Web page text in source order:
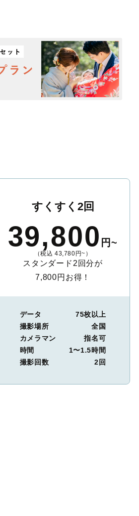
つつも、おしゃれで洗練された仕上がり
すくすく2回
39,800 円~
（税込 43,780円~）
スタンダード2回分が
7,800円お得！
データ
75枚以上
撮影場所
全国
カメラマン
指名可
時間
1〜1.5時間
撮影回数
2回